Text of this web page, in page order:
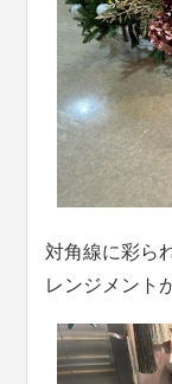
対角線に彩ら
レンジメント